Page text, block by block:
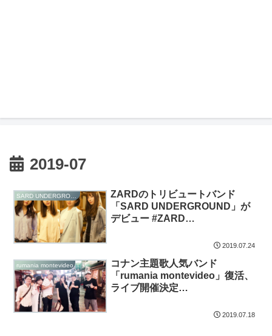
2019-07
ZARDのトリビュートバンド
「SARD UNDERGROUND」が
デビュー #ZARD
2019.07.24
rumania montevideo
コナン主題歌人気バンド
「rumania montevideo」復活、
ライブ開催決定
アモンテビデオ #名探偵コナン
2019.07.18